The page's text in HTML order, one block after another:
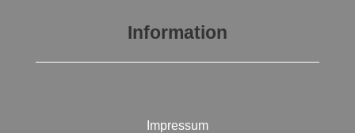
Information
Impressum